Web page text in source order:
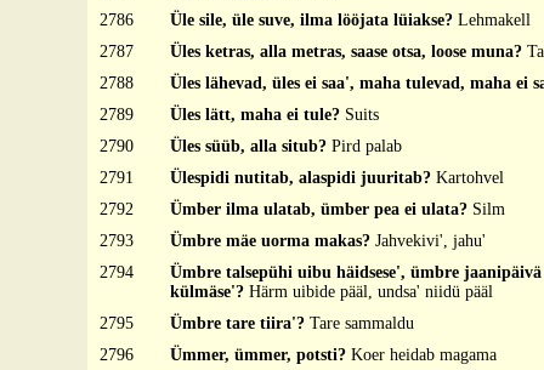
2786
Üle sile, üle suve, ilma lööjata lüiakse? Lehmakell
2787
Üles ketras, alla metras, saase otsa, loose muna?
2788
Üles lähevad, üles ei saa', maha tulevad, maha ei
2789
Üles lätt, maha ei tule? Suits
2790
Üles süüb, alla situb? Pird palab
2791
Ülespidi nutitab, alaspidi juuritab? Kartohvel
2792
Ümber ilma ulatab, ümber pea ei ulata? Silm
2793
Ümbre mäe uorma makas? Jahvekivi', jahu'
2794
Ümbre talsepühi uibu häidsese', ümbre
külmäse'? Härm uibide pääl, undsa' niidü pääl
2795
Ümbre tare tiira'? Tare sammaldu
2796
Ümmer, ümmer, potsti? Koer heidab magama